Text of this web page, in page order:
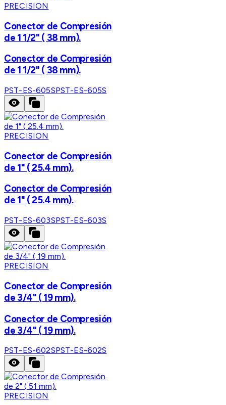
PRECISION
Conector de Compresión
de 1 1/2" ( 38 mm).
Conector de Compresión
de 1 1/2" ( 38 mm).
PST-ES-605SPST-ES-605S
PRECISION
Conector de Compresión
de 1" ( 25.4 mm).
Conector de Compresión
de 1" ( 25.4 mm).
PST-ES-603SPST-ES-603S
PRECISION
Conector de Compresión
de 3/4" ( 19 mm).
Conector de Compresión
de 3/4" ( 19 mm).
PST-ES-602SPST-ES-602S
PRECISION